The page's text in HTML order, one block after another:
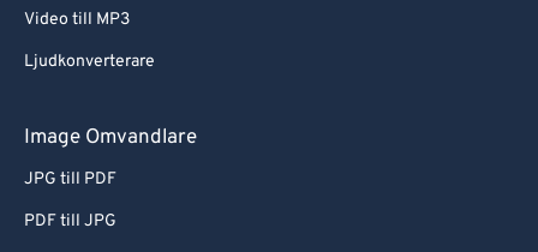
Video till MP3
Ljudkonverterare
Image Omvandlare
JPG till PDF
PDF till JPG